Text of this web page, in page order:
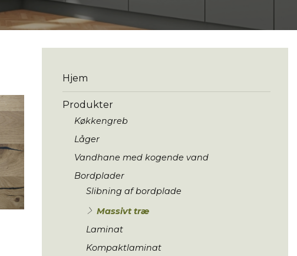
Menu
Hjem
Produkter
Køkkengreb
Låger
Vandhane med kogende vand
Bordplader
Slibning af bordplade
Massivt træ
Laminat
Kompaktlaminat